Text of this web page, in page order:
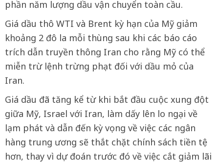
phần năm lượng dầu vận chuyển toàn cầu.
Giá dầu thô WTI và Brent kỳ hạn của Mỹ giảm
khoảng 2 đô la mỗi thùng sau khi các báo cáo
trích dẫn truyền thông Iran cho rằng Mỹ có thể
miễn trừ lệnh trừng phạt đối với dầu mỏ của
Iran.
Giá dầu đã tăng kể từ khi bắt đầu cuộc xung đột
giữa Mỹ, Israel với Iran, làm dấy lên lo ngại về
lạm phát và dẫn đến kỳ vọng về việc các ngân
hàng trung ương sẽ thắt chặt chính sách tiền tệ
hơn, thay vì dự đoán trước đó về việc cắt giảm lãi